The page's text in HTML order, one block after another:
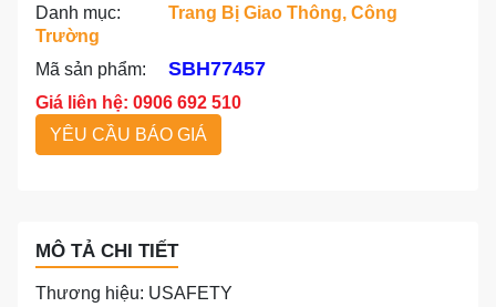
Danh mục:
Trang Bị Giao Thông, Công
Trường
Mã sản phẩm:
SBH77457
Giá liên hệ: 0906 692 510
YÊU CẦU BÁO GIÁ
MÔ TẢ CHI TIẾT
Thương hiệu: USAFETY